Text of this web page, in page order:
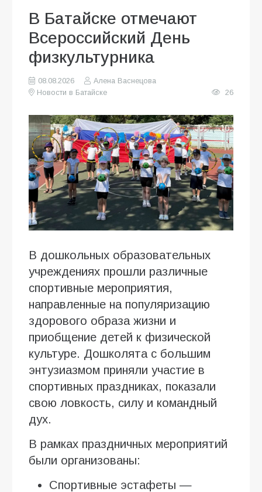
В Батайске отмечают
Всероссийский День
физкультурника
08.08.2026
Алена Васнецова
Новости в Батайске
26
В дошкольных образовательных
учреждениях прошли различные
спортивные мероприятия,
направленные на популяризацию
здорового образа жизни и
приобщение детей к физической
культуре. Дошколята с большим
энтузиазмом приняли участие в
спортивных праздниках, показали
свою ловкость, силу и командный
дух.
В рамках праздничных мероприятий
были организованы:
Спортивные эстафеты —